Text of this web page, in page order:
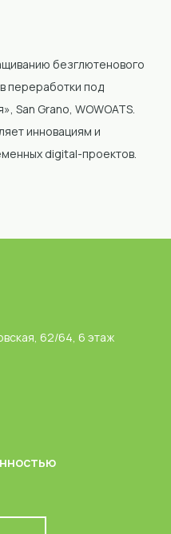
безглютенового
переработки под
, San Grano, WOWOATS.
инновациям и
digital-проектов.
62/64, 6 этаж